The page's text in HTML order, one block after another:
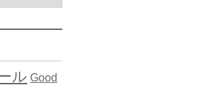
ル Good